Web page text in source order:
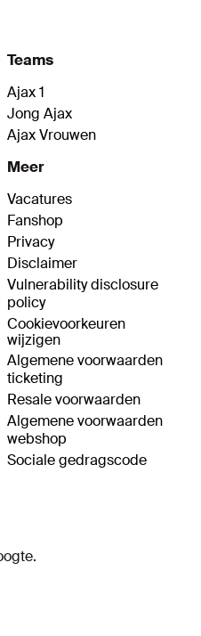
Teams
Ajax 1
Jong Ajax
Ajax Vrouwen
Meer
Vacatures
Fanshop
Privacy
Disclaimer
Vulnerability disclosure
policy
Cookievoorkeuren
wijzigen
Algemene voorwaarden
ticketing
Resale voorwaarden
Algemene voorwaarden
webshop
Sociale gedragscode